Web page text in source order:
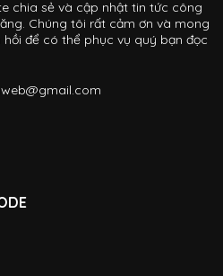
chia sẻ và cập nhật tin tức công
Chúng tôi rất cảm ơn và mong
để có thể phục vụ quý bạn đọc